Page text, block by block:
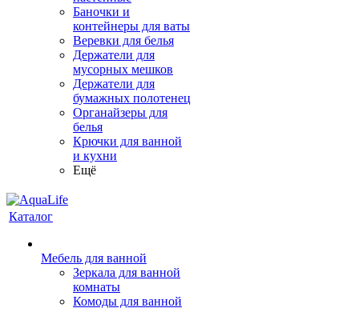
Баночки и
контейнеры для ваты
Веревки для белья
Держатели для
мусорных мешков
Держатели для
бумажных полотенец
Органайзеры для
белья
Крючки для ванной
и кухни
Ещё
Каталог
Мебель для ванной
Зеркала для ванной
комнаты
Комоды для ванной